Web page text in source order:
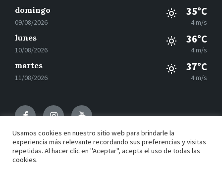
domingo
09/08/2026
35°C
4 m/s
lunes
10/08/2026
36°C
4 m/s
martes
11/08/2026
37°C
4 m/s
FacebookInstagramYoutube
© 2021 Motilla del Palancar - Desarrollado por Grupo
Usamos cookies en nuestro sitio web para brindarle la
experiencia más relevante recordando sus preferencias y visitas
repetidas. Al hacer clic en "Aceptar", acepta el uso de todas las
cookies.